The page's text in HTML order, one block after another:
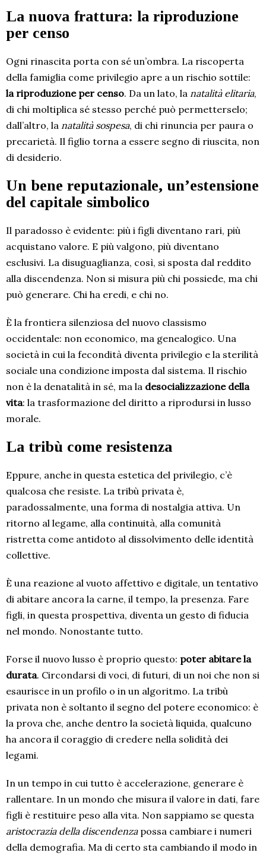
La nuova frattura: la riproduzione
per censo
Ogni rinascita porta con sé un’ombra. La riscoperta
della famiglia come privilegio apre a un rischio sottile:
la riproduzione per censo. Da un lato, la natalità elitaria,
di chi moltiplica sé stesso perché può permetterselo;
dall’altro, la natalità sospesa, di chi rinuncia per paura o
precarietà. Il figlio torna a essere segno di riuscita, non
di desiderio.
Un bene reputazionale, un’estensione
del capitale simbolico
Il paradosso è evidente: più i figli diventano rari, più
acquistano valore. E più valgono, più diventano
esclusivi. La disuguaglianza, così, si sposta dal reddito
alla discendenza. Non si misura più chi possiede, ma chi
può generare. Chi ha eredi, e chi no.
È la frontiera silenziosa del nuovo classismo
occidentale: non economico, ma genealogico. Una
società in cui la fecondità diventa privilegio e la sterilità
sociale una condizione imposta dal sistema. Il rischio
non è la denatalità in sé, ma la desocializzazione della
vita: la trasformazione del diritto a riprodursi in lusso
morale.
La tribù come resistenza
Eppure, anche in questa estetica del privilegio, c’è
qualcosa che resiste. La tribù privata è,
paradossalmente, una forma di nostalgia attiva. Un
ritorno al legame, alla continuità, alla comunità
ristretta come antidoto al dissolvimento delle identità
collettive.
È una reazione al vuoto affettivo e digitale, un tentativo
di abitare ancora la carne, il tempo, la presenza. Fare
figli, in questa prospettiva, diventa un gesto di fiducia
nel mondo. Nonostante tutto.
Forse il nuovo lusso è proprio questo: poter abitare la
durata. Circondarsi di voci, di futuri, di un noi che non si
esaurisce in un profilo o in un algoritmo. La tribù
privata non è soltanto il segno del potere economico: è
la prova che, anche dentro la società liquida, qualcuno
ha ancora il coraggio di credere nella solidità dei
legami.
In un tempo in cui tutto è accelerazione, generare è
rallentare. In un mondo che misura il valore in dati, fare
figli è restituire peso alla vita. Non sappiamo se questa
aristocrazia della discendenzapossa cambiare i numeri
della demografia. Ma di certo sta cambiando il modo in